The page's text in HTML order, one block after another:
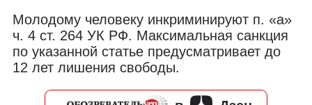
Молодому человеку инкриминируют п. «а»
ч. 4 ст. 264 УК РФ. Максимальная санкция
по указанной статье предусматривает до
12 лет лишения свободы.